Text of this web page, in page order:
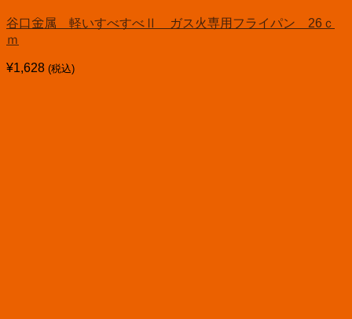
谷口金属 軽いすべすべⅡ ガス火専用フライパン 26ｃ
ｍ
¥1,628 (税込)